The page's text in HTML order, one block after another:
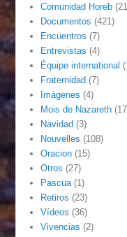
Comunidad Horeb
Documentos (421)
Encuentros (7)
Entrevistas (4)
Équipe international
Fraternidad (7)
Imágenes (4)
Mois de Nazareth
Navidad (3)
Nouvelles (108)
Oracion (15)
Otros (27)
Pascua (1)
Retiros (23)
Vídeos (36)
Vivencias (2)